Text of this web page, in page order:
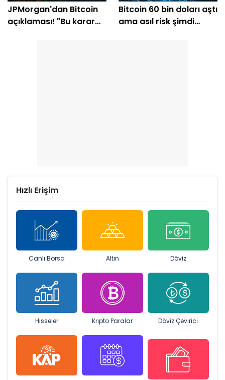
JPMorgan'dan Bitcoin
açıklaması! "Bu karar
Bitcoin 60 bin doları aştı
ama asıl risk şimdi
Hızlı Erişim
Canlı Borsa Altın Döviz
Hisseler Kripto Paralar Döviz Çevirici